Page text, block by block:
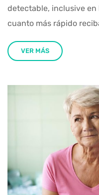
detectable, inclusive en
cuanto más rápido
VER MÁS